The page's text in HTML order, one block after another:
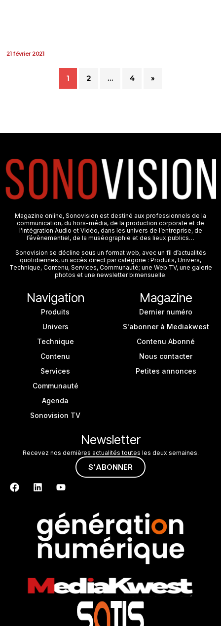
21 février 2021
1 2 … 4 »
Magazine online, Sonovision est destiné aux professionnels de la
communication, du hors-média, de la production corporate et de
l’intégration Audio et Vidéo, dans les univers de l’entreprise, de
l’évènementiel, de la muséographie et des lieux publics…
Sonovision se décline sous un format web, avec un fil d’actualités
quotidiennes, un accès direct par catégorie : Produits, Univers,
Technique, Contenu, Services, Communauté; une Web TV, une galerie
photos et une newsletter bimensuelle.
Navigation
Produits
Univers
Technique
Contenu
Services
Communauté
Agenda
Sonovision TV
Magazine
Dernier numéro
S'abonner à Mediakwest
Contenu Abonné
Nous contacter
Petites annonces
Newsletter
Recevez nos dernières actualités toutes les deux semaines.
S'ABONNER